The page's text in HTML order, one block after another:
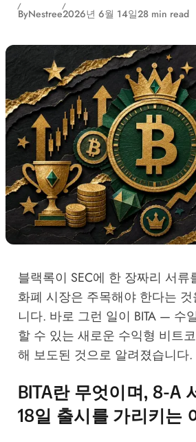
ByNestree2026년 6월 14일28 min read
블랙록이 SEC에 한 장짜리 서
화폐 시장은 주목해야 한다는
니다. 바로 그런 일이 BITA — 수
할 수 있는 새로운 수익형 비트
해 보도된 것으로 알려졌습니다.
BITA란 무엇이며, 8-A
18일 출시를 가리키는